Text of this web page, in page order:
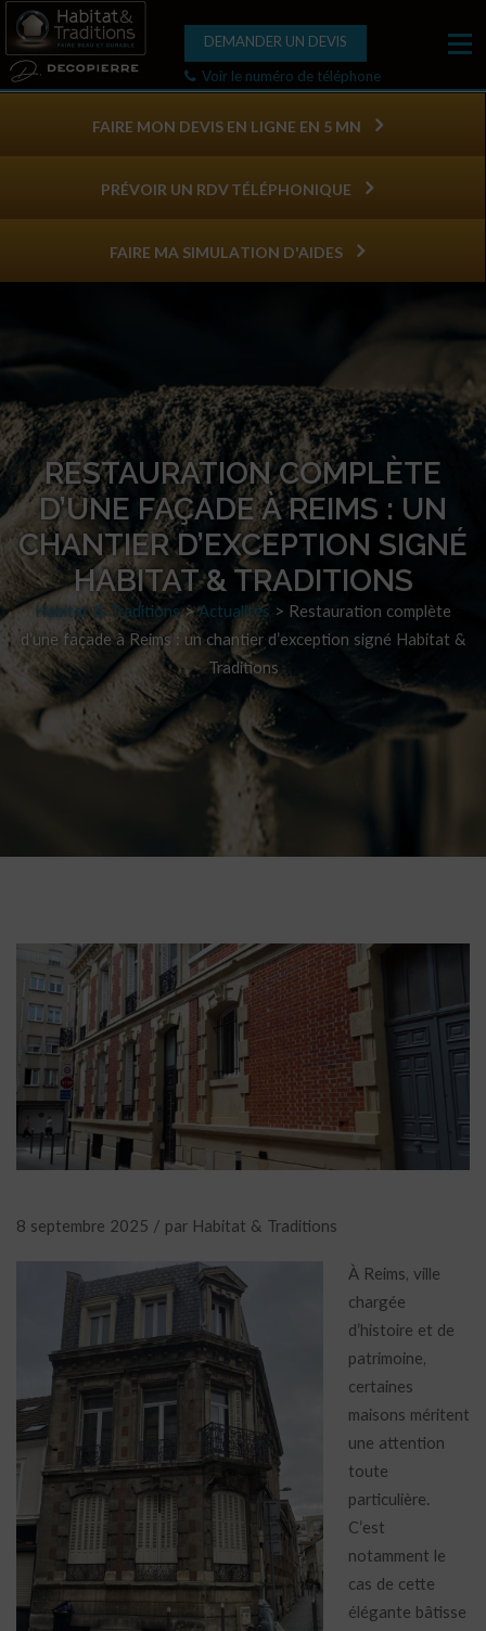
DEMANDER UN DEVIS
Voir le numéro de téléphone
FAIRE MON DEVIS EN LIGNE EN 5 MN
PRÉVOIR UN RDV TÉLÉPHONIQUE
FAIRE MA SIMULATION D'AIDES
RESTAURATION COMPLÈTE
D’UNE FAÇADE À REIMS : UN
CHANTIER D’EXCEPTION SIGNÉ
HABITAT & TRADITIONS
Habitat & Traditions>Actualités > Restauration complète
d’une façade à Reims : un chantier d’exception signé Habitat &
Traditions
8 septembre 2025 / par Habitat & Traditions
À Reims, ville
chargée
d’histoire et de
patrimoine,
certaines
maisons méritent
une attention
toute
particulière.
C’est
notamment le
cas de cette
élégante bâtisse